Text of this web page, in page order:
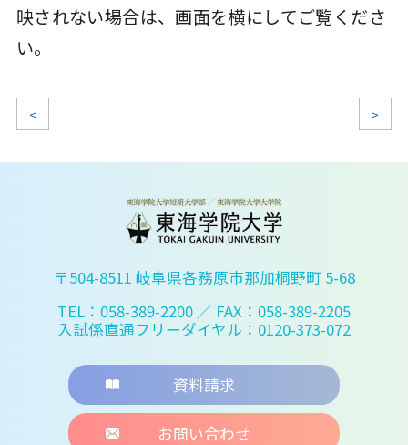
映されない場合は、画面を横にしてご覧くださ
い。
< >
〒504-8511 岐阜県各務原市那加桐野町 5-68
TEL：058-389-2200 ／ FAX：058-389-2205
入試係直通フリーダイヤル：0120-373-072
資料請求
お問い合わせ